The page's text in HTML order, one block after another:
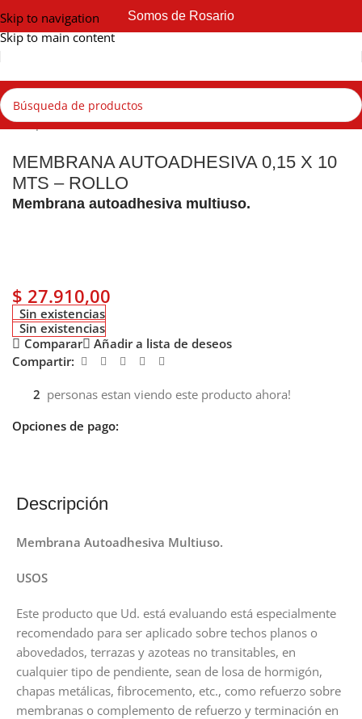
Skip to navigation
Skip to main content
Somos de Rosario
Impermeabilizantes asfálticos Membranas autoadhesivas
MEMBRANA AUTOADHESIVA 0,15 X 10
MTS – ROLLO
Membrana autoadhesiva multiuso.
$ 27.910,00
Sin existencias
Sin existencias
Comparar
Añadir a lista de deseos
Compartir:
2 personas estan viendo este producto ahora!
Opciones de pago:
Descripción
Membrana Autoadhesiva Multiuso.
USOS
Este producto que Ud. está evaluando está especialmente
recomendado para ser aplicado sobre techos planos o
abovedados, terrazas y azoteas no transitables, en
cualquier tipo de pendiente, sean de losa de hormigón,
chapas metálicas, fibrocemento, etc., como refuerzo sobre
membranas o complemento de refuerzo y terminación en